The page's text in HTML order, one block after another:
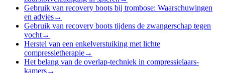
Gebruik van recovery boots bij trombose: Waarschuwingen
en advies→
Gebruik van recovery boots tijdens de zwangerschap tegen
vocht→
Herstel van een enkelverstuiking met lichte
compressietherapie→
Het belang van de overlap-techniek in compressielaars-
kamers→